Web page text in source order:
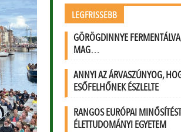
LEGFRISSEBB
GÖRÖGDINNYE
MAG…
ANNYI AZ ÁRVASZÚNYOG,
ESŐFELHŐNEK ÉSZLELTE
RANGOS EURÓPAI
ÉLETTUDOMÁNYI EGYETEM